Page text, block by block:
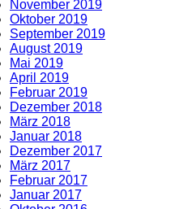
November 2019
Oktober 2019
September 2019
August 2019
Mai 2019
April 2019
Februar 2019
Dezember 2018
März 2018
Januar 2018
Dezember 2017
März 2017
Februar 2017
Januar 2017